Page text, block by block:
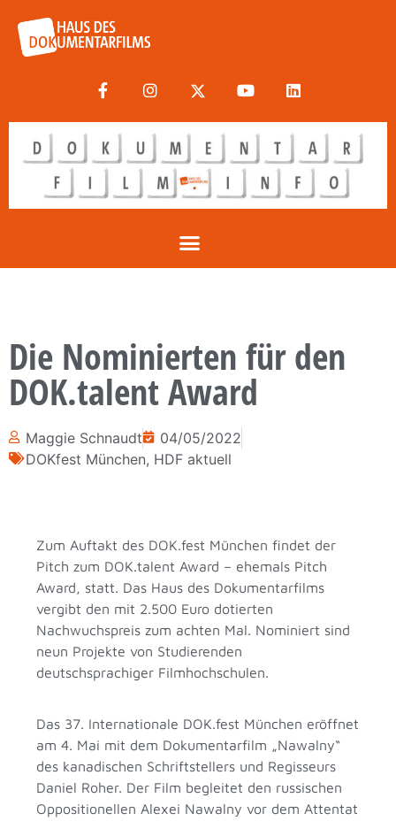
Die Nominierten für den
DOK.talent Award
Maggie Schnaudt
04/05/2022
DOKfest München, HDF aktuell
Zum Auftakt des DOK.fest München findet der
Pitch zum DOK.talent Award – ehemals Pitch
Award, statt. Das Haus des Dokumentarfilms
vergibt den mit 2.500 Euro dotierten
Nachwuchspreis zum achten Mal. Nominiert sind
neun Projekte von Studierenden
deutschsprachiger Filmhochschulen.
Das 37. Internationale DOK.fest München eröffnet
am 4. Mai mit dem Dokumentarfilm „Nawalny“
des kanadischen Schriftstellers und Regisseurs
Daniel Roher. Der Film begleitet den russischen
Oppositionellen Alexei Nawalny vor dem Attentat